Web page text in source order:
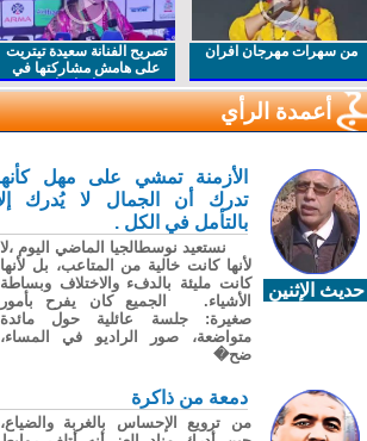
من سهرات مهرجان افران
تصريح الفنانة سعيدة تيتريت
على هامش مشاركتها في
مهرجان افران
أعمدة الرأي
حديث الإثنين
الأزمنة تمشي على مهل كأنها
تدرك أن الجمال لا يُدرك إلا
بالتأمل في الكل .
نستعيد نوسطالجيا الماضي اليوم ،لا
لأنها كانت خالية من المتاعب، بل لأنها
كانت مليئة بالدفء والاختلاف وبساطة
الأشياء. الجميع كان يفرح بأمور
صغيرة: جلسة عائلية حول مائدة
متواضعة، صور الراديو في المساء،
ضح�
دمعة من ذاكرة
من ترويع الإحساس بالغربة والضياع،